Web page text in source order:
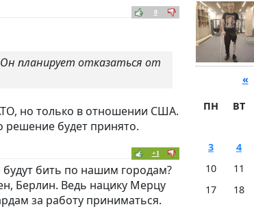
«
ПН ВТ
3
4
10
11
17
18
0
планирует отказаться от
но только в отношении США.
будет принято.
+1
будут бить по нашим городам?
Берлин. Ведь нацику Мерцу
за работу приниматься.